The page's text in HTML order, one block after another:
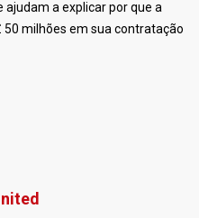
a explicar por que a
milhões em sua contratação